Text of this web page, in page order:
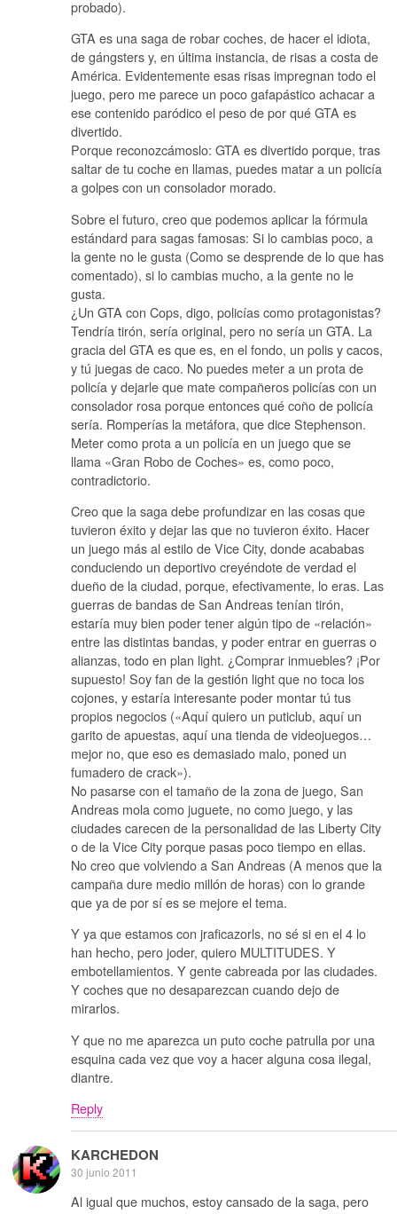
probado).
GTA es una saga de robar coches, de hacer el idiota,
de gángsters y, en última instancia, de risas a costa de
América. Evidentemente esas risas impregnan todo el
juego, pero me parece un poco gafapástico achacar a
ese contenido paródico el peso de por qué GTA es
divertido.
Porque reconozcámoslo: GTA es divertido porque, tras
saltar de tu coche en llamas, puedes matar a un policía
a golpes con un consolador morado.
Sobre el futuro, creo que podemos aplicar la fórmula
estándard para sagas famosas: Si lo cambias poco, a
la gente no le gusta (Como se desprende de lo que has
comentado), si lo cambias mucho, a la gente no le
gusta.
¿Un GTA con Cops, digo, policías como protagonistas?
Tendría tirón, sería original, pero no sería un GTA. La
gracia del GTA es que es, en el fondo, un polis y cacos,
y tú juegas de caco. No puedes meter a un prota de
policía y dejarle que mate compañeros policías con un
consolador rosa porque entonces qué coño de policía
sería. Romperías la metáfora, que dice Stephenson.
Meter como prota a un policía en un juego que se
llama «Gran Robo de Coches» es, como poco,
contradictorio.
Creo que la saga debe profundizar en las cosas que
tuvieron éxito y dejar las que no tuvieron éxito. Hacer
un juego más al estilo de Vice City, donde acababas
conduciendo un deportivo creyéndote de verdad el
dueño de la ciudad, porque, efectivamente, lo eras. Las
guerras de bandas de San Andreas tenían tirón,
estaría muy bien poder tener algún tipo de «relación»
entre las distintas bandas, y poder entrar en guerras o
alianzas, todo en plan light. ¿Comprar inmuebles? ¡Por
supuesto! Soy fan de la gestión light que no toca los
cojones, y estaría interesante poder montar tú tus
propios negocios («Aquí quiero un puticlub, aquí un
garito de apuestas, aquí una tienda de videojuegos…
mejor no, que eso es demasiado malo, poned un
fumadero de crack»).
No pasarse con el tamaño de la zona de juego, San
Andreas mola como juguete, no como juego, y las
ciudades carecen de la personalidad de las Liberty City
o de la Vice City porque pasas poco tiempo en ellas.
No creo que volviendo a San Andreas (A menos que la
campaña dure medio millón de horas) con lo grande
que ya de por sí es se mejore el tema.
Y ya que estamos con jraficazorls, no sé si en el 4 lo
han hecho, pero joder, quiero MULTITUDES. Y
embotellamientos. Y gente cabreada por las ciudades.
Y coches que no desaparezcan cuando dejo de
mirarlos.
Y que no me aparezca un puto coche patrulla por una
esquina cada vez que voy a hacer alguna cosa ilegal,
diantre.
Reply
KARCHEDON
30 junio 2011
Al igual que muchos, estoy cansado de la saga, pero